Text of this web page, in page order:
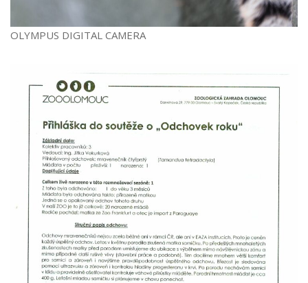
OLYMPUS DIGITAL CAMERA